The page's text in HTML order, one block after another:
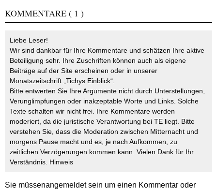
KOMMENTARE ( 1 )
Liebe Leser!
Wir sind dankbar für Ihre Kommentare und schätzen Ihre aktive
Beteiligung sehr. Ihre Zuschriften können auch als eigene
Beiträge auf der Site erscheinen oder in unserer
Monatszeitschrift „Tichys Einblick“.
Bitte entwerten Sie Ihre Argumente nicht durch Unterstellungen,
Verunglimpfungen oder inakzeptable Worte und Links. Solche
Texte schalten wir nicht frei. Ihre Kommentare werden
moderiert, da die juristische Verantwortung bei TE liegt. Bitte
verstehen Sie, dass die Moderation zwischen Mitternacht und
morgens Pause macht und es, je nach Aufkommen, zu
zeitlichen Verzögerungen kommen kann. Vielen Dank für Ihr
Verständnis. Hinweis
Sie müssenangemeldetsein um einen Kommentar oder